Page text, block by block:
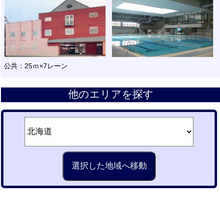
公共：25ｍ×7レーン
他のエリアを探す